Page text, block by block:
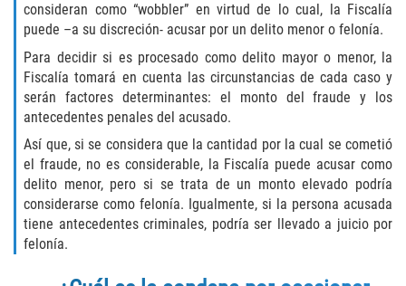
Vandalismo
DUI
Audiencia Administrativa del DMV
Conducción Imprudente con
Presencia de Alcohol
Conducción Imprudente sin Presencia
de Alcohol
consideran como “wobbler” en virtud de lo cual, la Fiscalía
puede –a su discreción- acusar por un delito menor o felonía.
Para decidir si es procesado como delito mayor o menor, la
Fiscalía tomará en cuenta las circunstancias de cada caso y
serán factores determinantes: el monto del fraude y los
antecedentes penales del acusado.
Así que, si se considera que la cantidad por la cual se cometió
el fraude, no es considerable, la Fiscalía puede acusar como
delito menor, pero si se trata de un monto elevado podría
considerarse como felonía. Igualmente, si la persona acusada
tiene antecedentes criminales, podría ser llevado a juicio por
felonía.